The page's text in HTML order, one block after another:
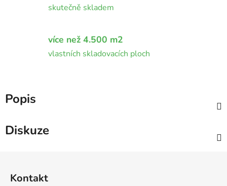
skutečně skladem
více než 4.500 m2
vlastních skladovacích ploch
Popis
Diskuze
Kontakt